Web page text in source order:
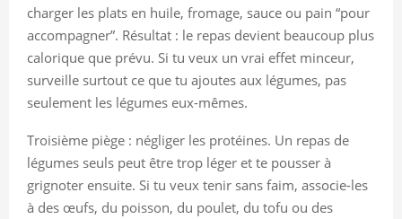
charger les plats en huile, fromage, sauce ou pain “pour
accompagner”. Résultat : le repas devient beaucoup plus
calorique que prévu. Si tu veux un vrai effet minceur,
surveille surtout ce que tu ajoutes aux légumes, pas
seulement les légumes eux-mêmes.
Troisième piège : négliger les protéines. Un repas de
légumes seuls peut être trop léger et te pousser à
grignoter ensuite. Si tu veux tenir sans faim, associe-les
à des œufs, du poisson, du poulet, du tofu ou des